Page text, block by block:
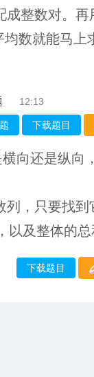
成整数对。再
均数就能马上
12:13
下载题目
向还是纵向
列，只要找到
以及整体的总
下载题目